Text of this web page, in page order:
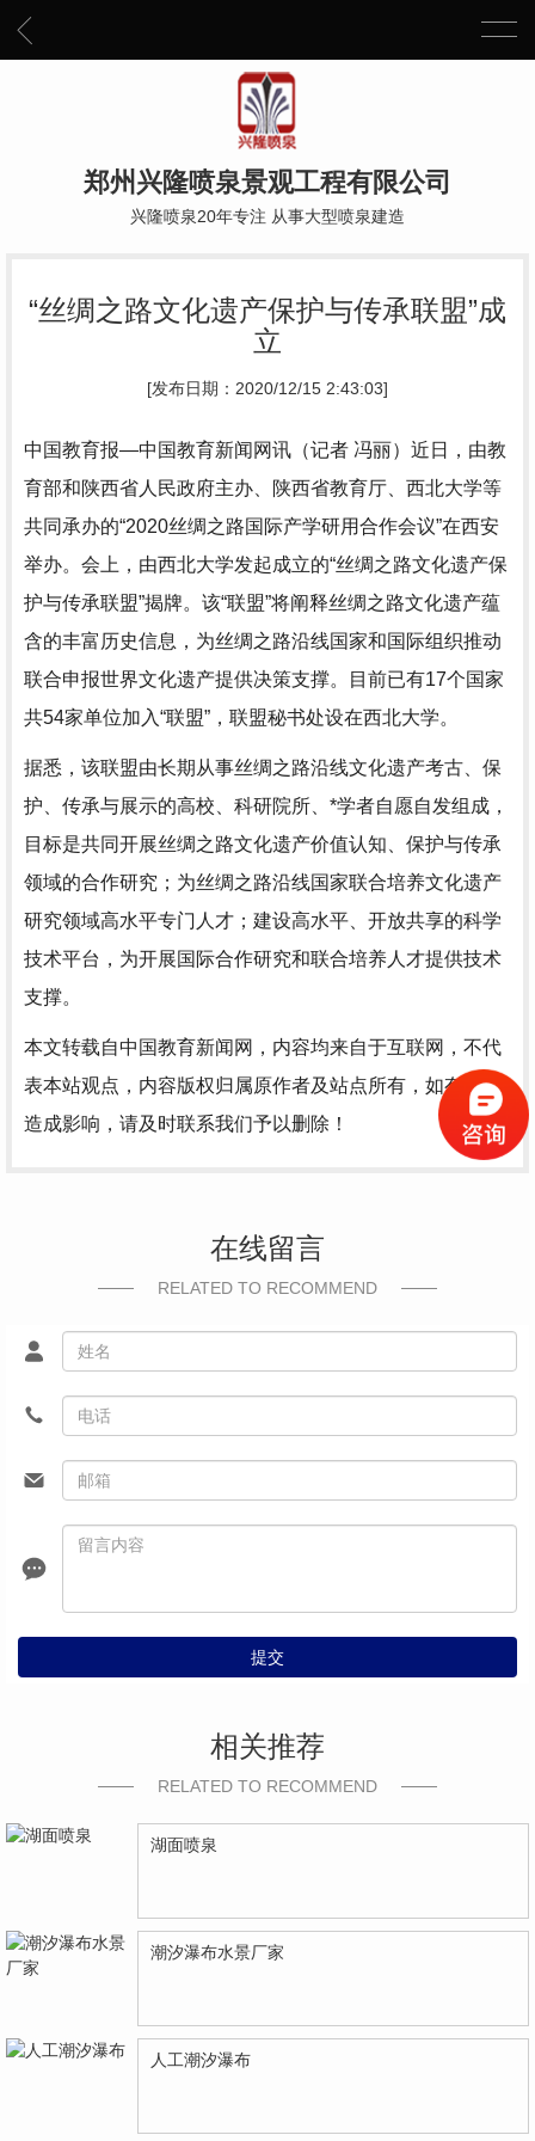
郑州兴隆喷泉景观工程有限公司
兴隆喷泉20年专注 从事大型喷泉建造
“丝绸之路文化遗产保护与传承联盟”成
立
[发布日期：2020/12/15 2:43:03]
中国教育报—中国教育新闻网讯（记者 冯丽）近日，由教
育部和陕西省人民政府主办、陕西省教育厅、西北大学等
共同承办的“2020丝绸之路国际产学研用合作会议”在西安
举办。会上，由西北大学发起成立的“丝绸之路文化遗产保
护与传承联盟”揭牌。该“联盟”将阐释丝绸之路文化遗产蕴
含的丰富历史信息，为丝绸之路沿线国家和国际组织推动
联合申报世界文化遗产提供决策支撑。目前已有17个国家
共54家单位加入“联盟”，联盟秘书处设在西北大学。
据悉，该联盟由长期从事丝绸之路沿线文化遗产考古、保
护、传承与展示的高校、科研院所、*学者自愿自发组成，
目标是共同开展丝绸之路文化遗产价值认知、保护与传承
领域的合作研究；为丝绸之路沿线国家联合培养文化遗产
研究领域高水平专门人才；建设高水平、开放共享的科学
技术平台，为开展国际合作研究和联合培养人才提供技术
支撑。
本文转载自中国教育新闻网，内容均来自于互联网，不代
表本站观点，内容版权归属原作者及站点所有，如有对您
造成影响，请及时联系我们予以删除！
在线留言
RELATED TO RECOMMEND
提交
相关推荐
RELATED TO RECOMMEND
湖面喷泉
潮汐瀑布水景厂家
人工潮汐瀑布